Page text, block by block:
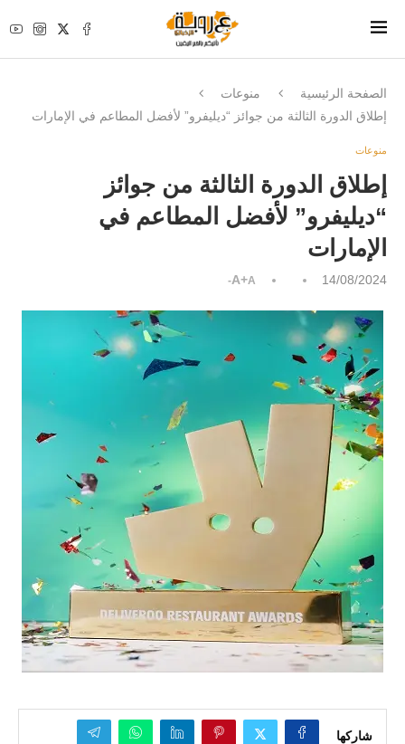
الصفحة الرئيسية
منوعات
إطلاق الدورة الثالثة من جوائز “ديليفرو” لأفضل المطاعم في الإمارات
منوعات
إطلاق الدورة الثالثة من جوائز
“ديليفرو” لأفضل المطاعم في
الإمارات
14/08/2024
A+A-
شاركها